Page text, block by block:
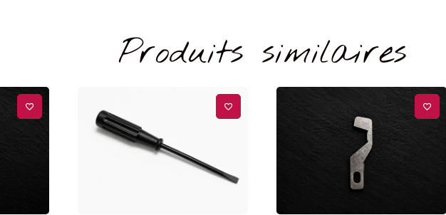
Produits similaires